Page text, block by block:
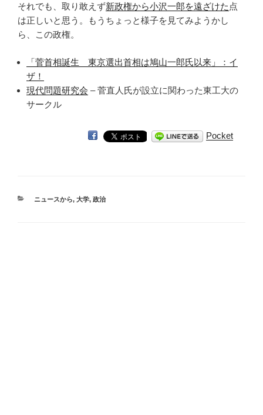
それでも、取り敢えず新政権から小沢一郎を遠ざけた 点
は正しいと思う。もうちょっと様子を見てみようかし
ら、この政権。
「菅首相誕生 東京選出首相は鳩山一郎氏以来」：イ
ザ！
現代問題研究会 – 菅直人氏が設立に関わった東工大の
サークル
Pocket
カ
ニュースから, 大学, 政治